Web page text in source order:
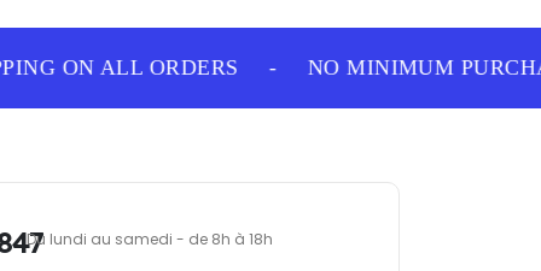
ON ALL ORDERS NO MINIMUM
Du lundi au samedi - de 8h à 18h